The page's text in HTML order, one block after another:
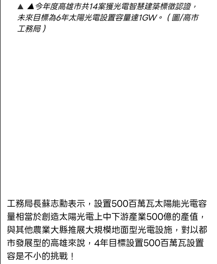
▲今年度高雄市共14案獲光電智慧建築標徵認證，
未來目標為6年太陽光電設置容量達1GW。（圖/高市
工務局）
工務局長蘇志勳表示，設置500百萬瓦太陽能光電容
量相當於創造太陽光電上中下游產業500億的產值，
與其他農業大縣推展大規模地面型光電設施，對以都
市發展型的高雄來說，4年目標設置500百萬瓦設置
容是不小的挑戰！